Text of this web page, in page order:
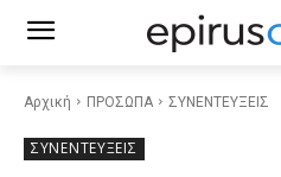
Αρχική ΠΡΟΣΩΠΑ ΣΥΝΕΝΤΕΥΞΕΙΣ
ΣΥΝΕΝΤΕΥΞΕΙΣ